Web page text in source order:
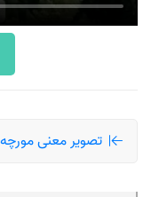
تصویر معنی مورچه